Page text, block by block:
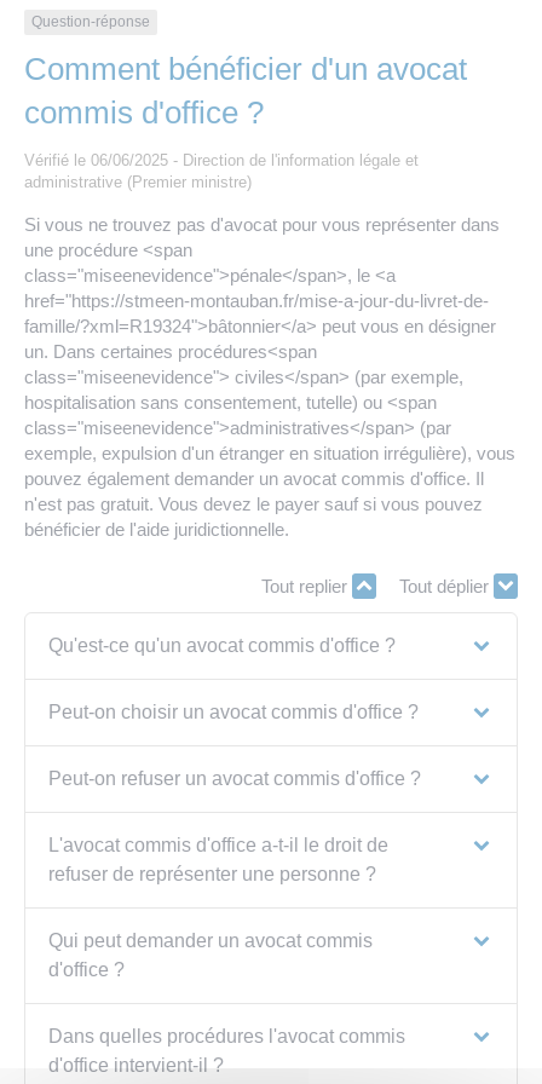
Eau et assainissement
Travaux
Numérique
Annuaire de contacts
Les offres d’emploi de la communauté de
communes
Nos publications
Question-réponse
Comment bénéficier d'un avocat
commis d'office ?
Vérifié le 06/06/2025 - Direction de l'information légale et
administrative (Premier ministre)
Si vous ne trouvez pas d'avocat pour vous représenter dans
une procédure <span
class="miseenevidence">pénale</span>, le <a
href="https://stmeen-montauban.fr/mise-a-jour-du-livret-de-
famille/?xml=R19324">bâtonnier</a> peut vous en désigner
un. Dans certaines procédures<span
class="miseenevidence"> civiles</span> (par exemple,
hospitalisation sans consentement, tutelle) ou <span
class="miseenevidence">administratives</span> (par
exemple, expulsion d'un étranger en situation irrégulière), vous
pouvez également demander un avocat commis d'office. Il
n'est pas gratuit. Vous devez le payer sauf si vous pouvez
bénéficier de l'aide juridictionnelle.
Tout replier Tout déplier
Qu'est-ce qu'un avocat commis d'office ?
Peut-on choisir un avocat commis d'office ?
Peut-on refuser un avocat commis d'office ?
L'avocat commis d'office a-t-il le droit de
refuser de représenter une personne ?
Qui peut demander un avocat commis
d'office ?
Dans quelles procédures l'avocat commis
d'office intervient-il ?